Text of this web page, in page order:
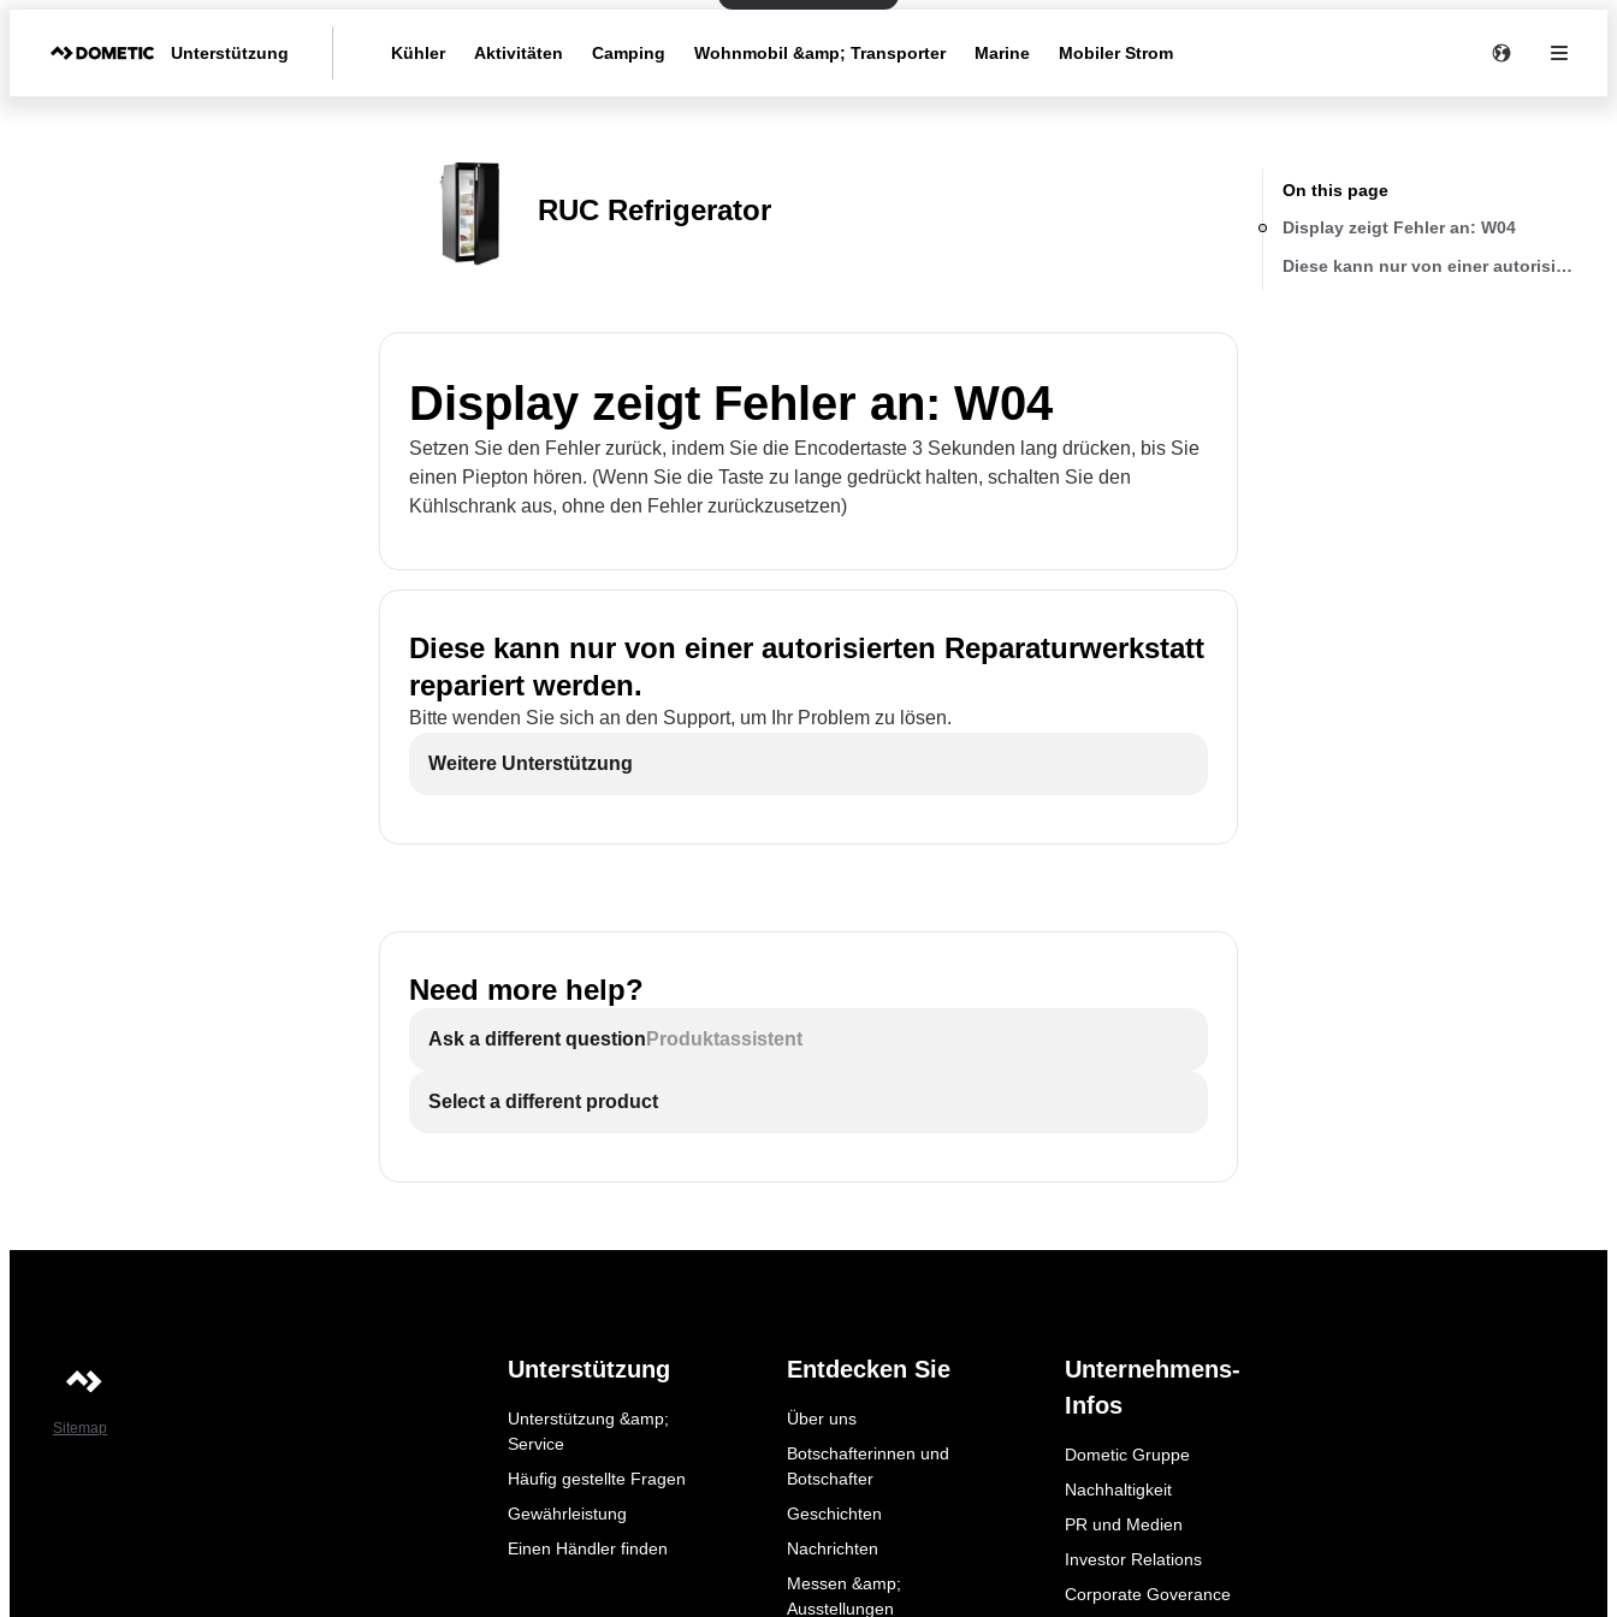
Unterstützung Kühler Aktivitäten Camping Wohnmobil &amp; Transporter Marine Mobiler Strom
RUC Refrigerator
Display zeigt Fehler an: W04
Setzen Sie den Fehler zurück, indem Sie die Encodertaste 3 Sekunden lang drücken, bis Sie
einen Piepton hören. (Wenn Sie die Taste zu lange gedrückt halten, schalten Sie den
Kühlschrank aus, ohne den Fehler zurückzusetzen)
Diese kann nur von einer autorisierten Reparaturwerkstatt
repariert werden.
Bitte wenden Sie sich an den Support, um Ihr Problem zu lösen.
Weitere Unterstützung
Need more help?
Ask a different question Produktassistent
Select a different product
On this page
Display zeigt Fehler an: W04
Diese kann nur von einer autorisierten
Sitemap
Unterstützung
Unterstützung &amp;
Service
Häufig gestellte Fragen
Gewährleistung
Einen Händler finden
Entdecken Sie
Über uns
Botschafterinnen und
Botschafter
Geschichten
Nachrichten
Messen &amp;
Ausstellungen
Unternehmens-
Infos
Dometic Gruppe
Nachhaltigkeit
PR und Medien
Investor Relations
Corporate Goverance